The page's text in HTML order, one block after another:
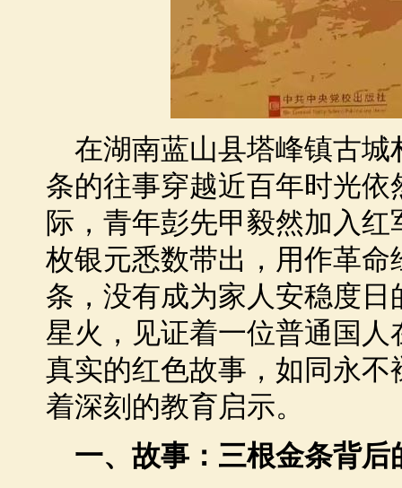
在湖南蓝山县塔峰镇古城
条的往事穿越近百年时光依
际，青年彭先甲毅然加入
枚银元悉数带出，用作革
条，没有成为家人安稳度
星火，见证着一位普通国
真实的红色故事，如同永
着深刻的教育启示。
一、故事：三根金条背后